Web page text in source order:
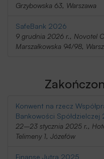
Grzybowska 63, Warszawa
SafeBank 2026
9 grudnia 2026 r., Novotel
Marszałkowska 94/98,
Konwent na rzecz
Bankowości Spółdzielczej
22–23 stycznia 2025 r.,
Telimeny 1, Józefów
Finanse Jutra 2025